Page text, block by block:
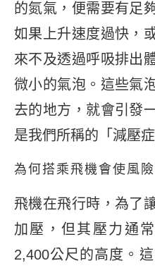
的氮氣，便需要有足
如果上升速度過快，
來不及透過呼吸排出
微小的氣泡。這些氣
去的地方，就會引發
是我們所稱的「減壓症
為何搭乘飛機會使風險
飛機在飛行時，為了
加壓，但其壓力通
2,400公尺的高度。